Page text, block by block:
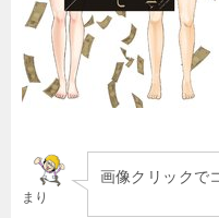
まり
画像クリックで